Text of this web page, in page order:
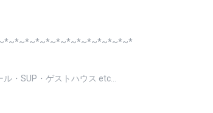
・SUP・ゲストハウス etc…